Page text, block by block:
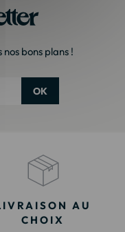
bons plans !
OK
AU
CHOIX